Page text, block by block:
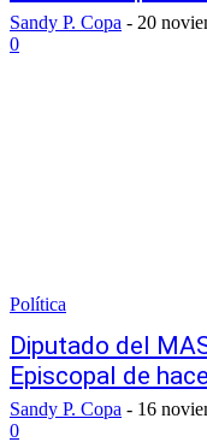
Sandy P. Copa - 20
0
Política
Diputado del
Episcopal de
Sandy P. Copa - 16
0